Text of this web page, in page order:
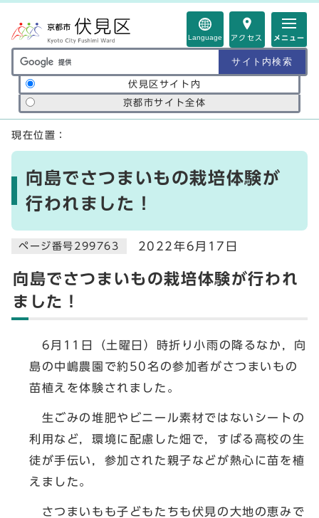
Language アクセス メニュー
サイト内検索の範囲
伏見区サイト内
京都市サイト全体
ここから本文です
現在位置：
向島でさつまいもの栽培体験が
行われました！
ページ番号299763 2022年6月17日
向島でさつまいもの栽培体験が行われ
ました！
6月11日（土曜日）時折り小雨の降るなか，向
島の中嶋農園で約50名の参加者がさつまいもの
苗植えを体験されました。
生ごみの堆肥やビニール素材ではないシートの
利用など，環境に配慮した畑で，すばる高校の生
徒が手伝い，参加された親子などが熱心に苗を植
えました。
さつまいもも子どもたちも伏見の大地の恵みで